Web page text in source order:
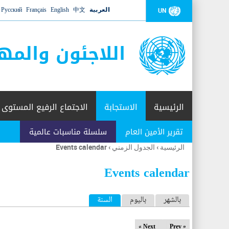
UN العربية 中文
English
Français
Русский
اللاجئون
الرئيسية الاستجابة
تقرير الأمين العام سلسلة مناسبات عالمية
الاجتماع الرفيع المستوى
أنت
هنا
الرئيسية › الجدول الزمني ›
Events calendar
Events calendar
ا
ل
بالشهر باليوم السنة (علامة التبويب النشطة)